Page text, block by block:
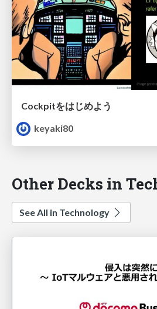
Cockpitをはじめよう
keyaki80
Other Decks in
See All in Technology